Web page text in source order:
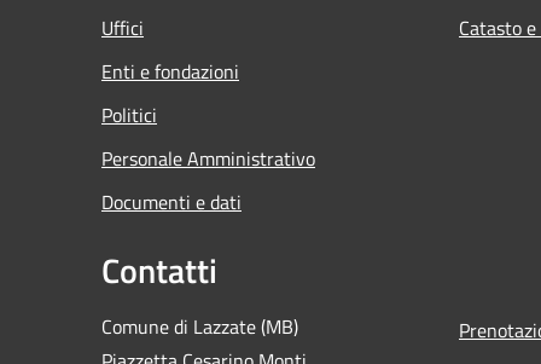
Uffici
Enti e fondazioni
Politici
Personale Amministrativo
Documenti e dati
Catasto
Contatti
Comune di Lazzate (MB)